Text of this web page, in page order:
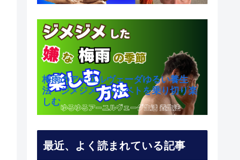
梅雨のアーユルヴェーダゆるい養生
法 ジメジメ、ベトベトを乗り切り楽
しむ
最近、よく読まれている記事